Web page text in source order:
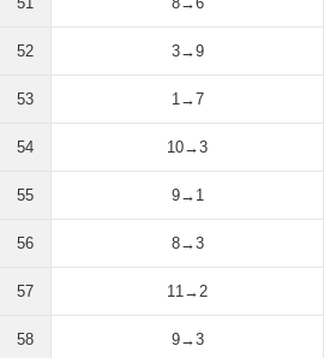
52 3→9
53 1→7
54 10→3
55 9→1
56 8→3
57 11→2
58 9→3